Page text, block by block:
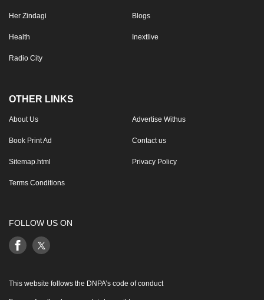
Her Zindagi Blogs
Health Inextlive
Radio City
OTHER LINKS
About Us Advertise Withus
Book Print Ad Contact us
Sitemap.html Privacy Policy
Terms Conditions
FOLLOW US ON
This website follows the DNPA’s code of conduct